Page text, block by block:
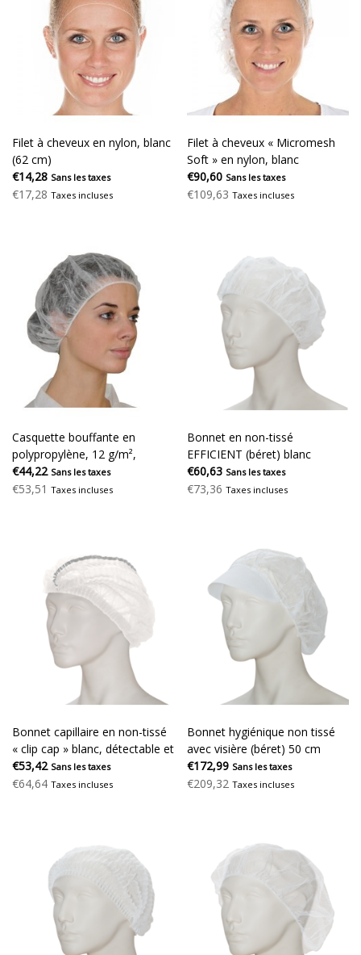
Filet à cheveux en nylon, blanc
(62 cm)
€14,28 Sans les taxes
€17,28 Taxes incluses
Filet à cheveux « Micromesh
Soft » en nylon, blanc
€90,60 Sans les taxes
€109,63 Taxes incluses
Casquette bouffante en
polypropylène, 12 g/m²,
élastique simple, sachet en
polyéthylène de 1 000 pièces
€44,22 Sans les taxes
€53,51 Taxes incluses
Bonnet en non-tissé
EFFICIENT (béret) blanc
€60,63 Sans les taxes
€73,36 Taxes incluses
Bonnet capillaire en non-tissé
« clip cap » blanc, détectable et
efficace
€53,42 Sans les taxes
€64,64 Taxes incluses
Bonnet hygiénique non tissé
avec visière (béret) 50 cm
blanc
€172,99 Sans les taxes
€209,32 Taxes incluses